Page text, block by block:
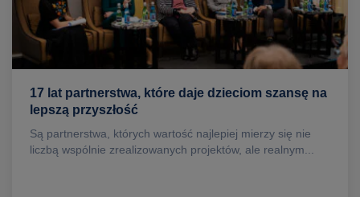
17 lat partnerstwa, które daje dzieciom szansę na
lepszą przyszłość
Są partnerstwa, których wartość najlepiej mierzy się nie
liczbą wspólnie zrealizowanych projektów, ale realnym...